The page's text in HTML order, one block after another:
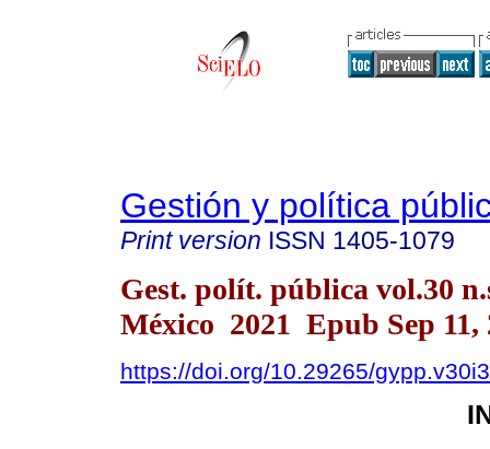
Gestión y política
Print version ISSN 1405-1079
Gest. polít. pública vol.30
México 2021 Epub Sep 11,
https://doi.org/10.29265/